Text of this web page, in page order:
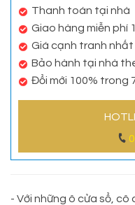
Thanh toán tại nhà
Giao hàng miễn phí
Giá cạnh tranh
Bảo hành tại nhà
Đổi mới 100% trong
- Với những ô cửa sổ,